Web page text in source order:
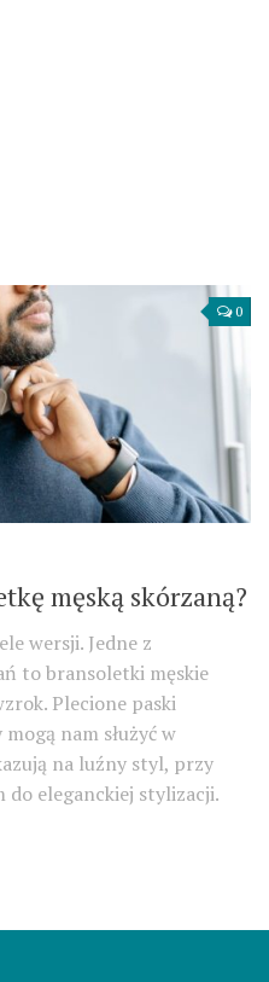
0
męską skórzaną?
wersji. Jedne z
to bransoletki męskie
Plecione paski
nam służyć w
na luźny styl, przy
do eleganckiej stylizacji.